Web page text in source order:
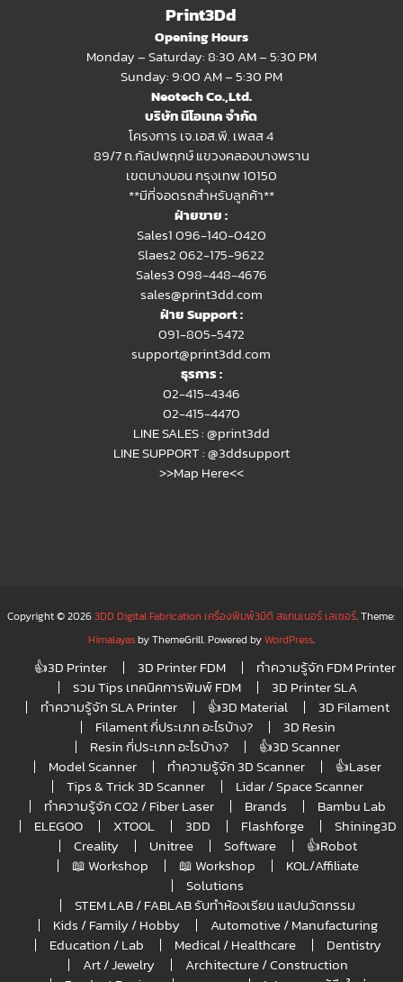
Print3Dd
Opening Hours
Monday – Saturday: 8:30 AM – 5:30 PM
Sunday: 9:00 AM – 5:30 PM
Neotech Co.,Ltd.
บริษัท นีโอเทค จำกัด
โครงการ เจ.เอส.พี. เพลส 4
89/7 ถ.กัลปพฤกษ์ แขวงคลองบางพราน
เขตบางบอน กรุงเทพ 10150
**มีที่จอดรถสำหรับลูกค้า**
ฝ่ายขาย :
Sales1 096-140-0420
Slaes2062-175-9622
Sales3 098-448-4676
sales@print3dd.com
ฝ่าย Support :
091-805-5472
support@print3dd.com
ธุรการ :
02-415-4346
02-415-4470
LINE SALES :@print3dd
LINE SUPPORT :@3ddsupport
>>Map Here<<
Copyright © 20263DD Digital Fabrication เครื่องพิมพ์3มิติ สแกนเนอร์ เลเซอร์. Theme:
Himalayasby ThemeGrill. Powered byWordPress.
👍3D Printer 3D Printer FDM
ทำความรู้จัก FDM Printer
รวม Tips เทคนิคการพิมพ์ FDM
3D Printer SLA
ทำความรู้จัก SLA Printer
👍3D Material
3D Filament
Filament กี่ประเภท อะไรบ้าง?
3D Resin
Resin กี่ประเภท อะไรบ้าง?
👍3D Scanner
Model Scanner
ทำความรู้จัก 3D Scanner
👍Laser
Tips & Trick 3D Scanner
Lidar / Space Scanner
ทำความรู้จัก CO2 / Fiber Laser
Brands
Bambu Lab
ELEGOO
XTOOL 3DD Flashforge
Shining3D
Creality
Unitree Software
👍Robot
📖 Workshop
📖 Workshop
KOL/Affiliate
Solutions
STEM LAB / FABLAB รับทำห้องเรียน แลปนวัตกรรม
Kids / Family / Hobby
Automotive / Manufacturing
Education / Lab
Medical / Healthcare
Dentistry
Art / Jewelry
Architecture / Construction